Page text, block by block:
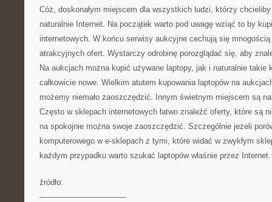
Cóż, doskonałym miejscem dla wszystkich ludzi, którzy
naturalnie Internet. Na początek warto pod uwagę wziąć to by
internetowych. W końcu serwisy aukcyjne cechują się
atrakcyjnych ofert. Wystarczy odrobinę porozglądać się, aby
Na aukcjach można kupić używane laptopy, jak i naturalnie takie
całkowicie nowe. Wielkim atutem kupowania laptopów na
możemy niemało zaoszczędzić. Innym świetnym miejscem są
Często w sklepach internetowych łatwo znaleźć oferty, które są
na spokojnie można swoje zaoszczędzić. Szczególnie jeżeli
komputerowego w e-sklepach z tymi, które widać w zwykłym
każdym przypadku warto szukać laptopów właśnie przez Internet.
źródło:
———————————